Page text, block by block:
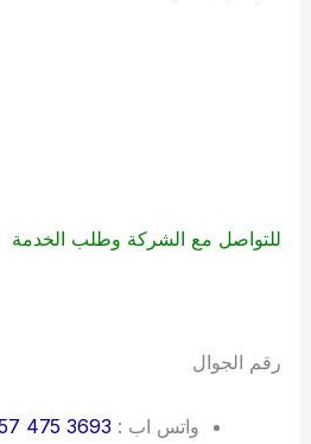
للتواصل مع الشركة وطلب الخدمة
رقم الجوال
واتس اب :